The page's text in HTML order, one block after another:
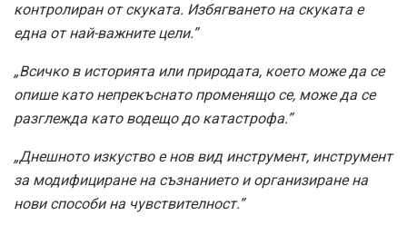
контролиран от скуката. Избягването на скуката е
една от най-важните цели.”
„Всичко в историята или природата, което може да се
опише като непрекъснато променящо се, може да се
разглежда като водещо до катастрофа.”
„Днешното изкуство е нов вид инструмент, инструмент
за модифициране на съзнанието и организиране на
нови способи на чувствителност.”